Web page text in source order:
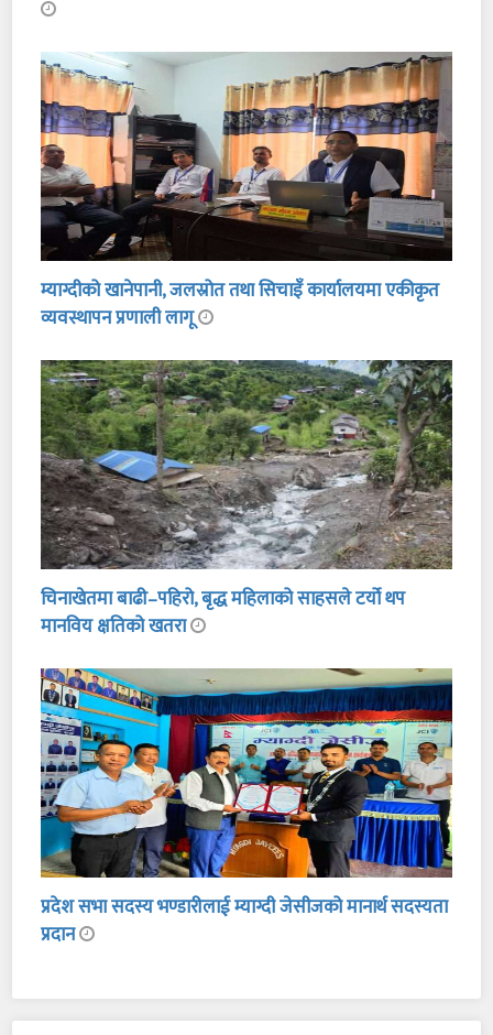
म्याग्दीको खानेपानी, जलस्रोत तथा सिचाइँ कार्यालयमा एकीकृत
व्यवस्थापन प्रणाली लागू
चिनाखेतमा बाढी–पहिरो, बृद्ध महिलाको साहसले टर्यो थप
मानविय क्षतिको खतरा
प्रदेश सभा सदस्य भण्डारीलाई म्याग्दी जेसीजको मानार्थ सदस्यता
प्रदान